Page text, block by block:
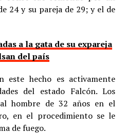
24 y su pareja de 29; y el de
a la gata de su expareja
del país
este hecho es activamente
del estado Falcón. Los
hombre de 32 años en el
en el procedimiento se le
de fuego.